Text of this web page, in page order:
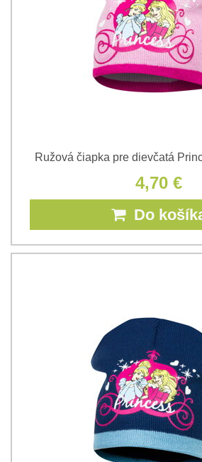
Ružová čiapka pre dievčatá
4,70 €
Do